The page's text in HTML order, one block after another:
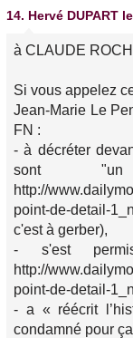
14. Hervé DUPART
à CLAUDE
Si vous appelez
Jean-Marie Le
FN :
- à décréter
sont
http://
point-de-detail-
c'est à gerber),
- s'est
http://
point-de-detail-
- a « réécrit
condamné pour